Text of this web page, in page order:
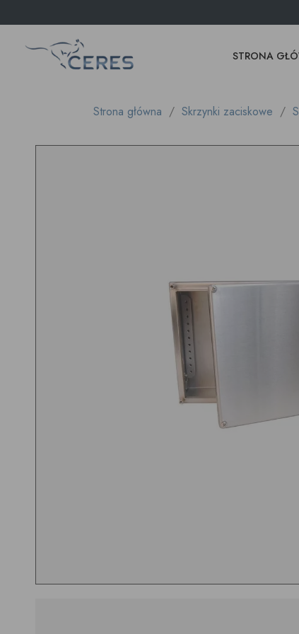
STRONA
Strona główna Skrzynki zaciskowe